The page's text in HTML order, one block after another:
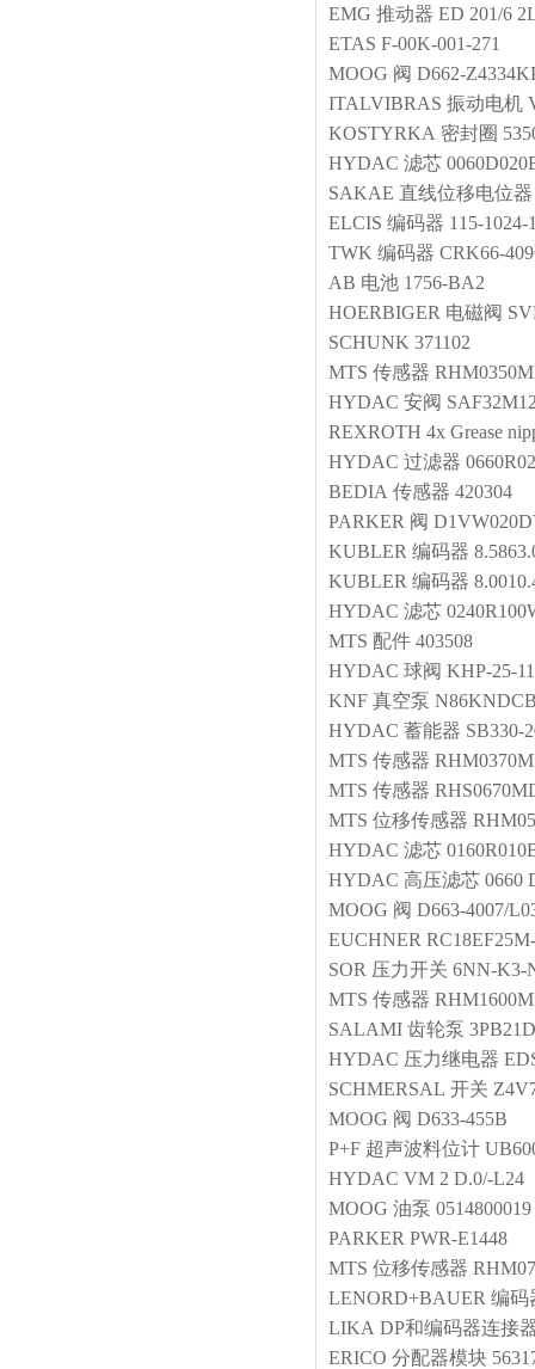
EMG 推动器 ED 201/6
ETAS F-00K-001-271
MOOG 阀 D662-
ITALVIBRAS 振动电机
KOSTYRKA 密封圈
HYDAC 滤芯
SAKAE 直线位移电位器
ELCIS 编码器 115-
TWK 编码器 CRK66-
AB 电池 1756-BA2
HOERBIGER 电磁阀
SCHUNK 371102
MTS 传感器
HYDAC 安阀
REXROTH 4x Grease
HYDAC 过滤器
BEDIA 传感器 420304
PARKER 阀
KUBLER 编码器
KUBLER 编码器
HYDAC 滤芯
MTS 配件 403508
HYDAC 球阀 KHP-25-
KNF 真空泵
HYDAC 蓄能器 SB330-
MTS 传感器
MTS 传感器
MTS 位移传感器
HYDAC 滤芯
HYDAC 高压滤芯 0660
MOOG 阀 D663-4007/
EUCHNER
SOR 压力开关 6NN-K3-
MTS 传感器
SALAMI 齿轮泵
HYDAC 压力继电器
SCHMERSAL 开关
MOOG 阀 D633-455B
P+F 超声波料位计
HYDAC VM 2 D.0/-L24
MOOG 油泵 0514800019
PARKER PWR-E1448
MTS 位移传感器
LENORD+BAUER 编码
LIKA DP和编码器连接
ERICO 分配器模块